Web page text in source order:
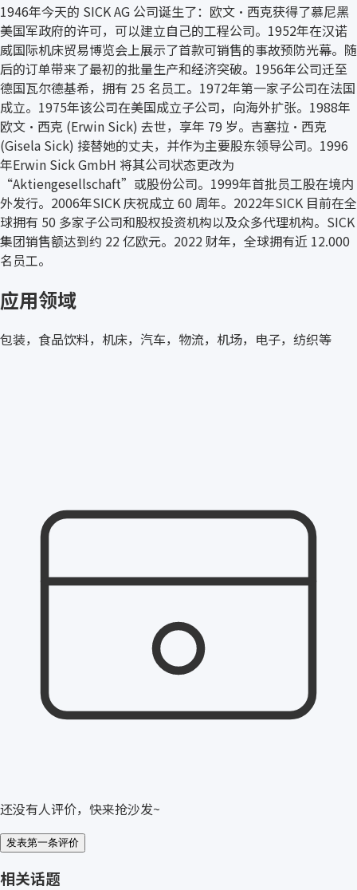
1946年今天的 SICK AG 公司诞生了：欧文·西克获得了慕尼黑
美国军政府的许可，可以建立自己的工程公司。1952年在汉诺
威国际机床贸易博览会上展示了首款可销售的事故预防光幕。随
后的订单带来了最初的批量生产和经济突破。1956年公司迁至
德国瓦尔德基希，拥有 25 名员工。1972年第一家子公司在法国
成立。1975年该公司在美国成立子公司，向海外扩张。1988年
欧文·西克 (Erwin Sick) 去世，享年 79 岁。吉塞拉·西克
(Gisela Sick) 接替她的丈夫，并作为主要股东领导公司。1996
年Erwin Sick GmbH 将其公司状态更改为
“Aktiengesellschaft”或股份公司。1999年首批员工股在境内
外发行。2006年SICK 庆祝成立 60 周年。2022年SICK 目前在全
球拥有 50 多家子公司和股权投资机构以及众多代理机构。SICK
集团销售额达到约 22 亿欧元。2022 财年，全球拥有近 12.000
名员工。
应用领域
包装，食品饮料，机床，汽车，物流，机场，电子，纺织等
还没有人评价，快来抢沙发~
发表第一条评价
相关话题